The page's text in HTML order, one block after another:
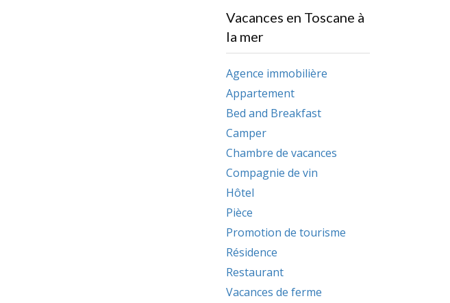
Vacances en Toscane à
la mer
Agence immobilière
Appartement
Bed and Breakfast
Camper
Chambre de vacances
Compagnie de vin
Hôtel
Pièce
Promotion de tourisme
Résidence
Restaurant
Vacances de ferme